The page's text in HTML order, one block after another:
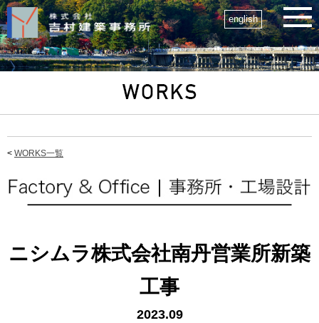
english
< WORKS一覧
ニシムラ株式会社南丹営業所新築
工事
2023.09